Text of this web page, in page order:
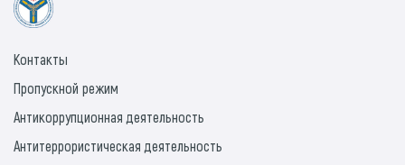
Контакты
Пропускной режим
Антикоррупционная деятельность
Антитеррористическая деятельность